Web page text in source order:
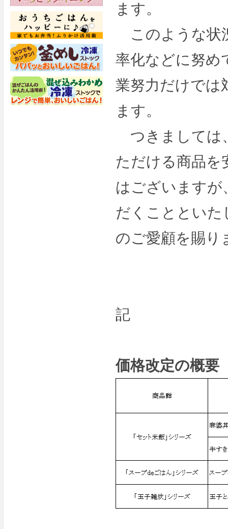
ます。
このような状
率化などに努め
業努力だけでは
ます。
つきましては
ただける商品を
はございますが
だくことといた
のご愛顧を賜り
記
価格改定の概要